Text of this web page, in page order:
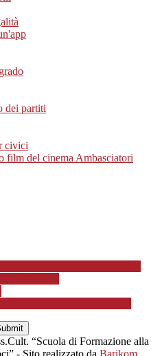
dei partiti
civici
film del cinema Ambasciatori
“Scuola di Formazione alla
- Sito realizzato da Barikom